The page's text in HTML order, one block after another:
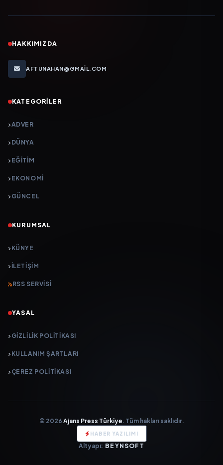
HAKKIMIZDA
AFTUNAHAN@GMAIL.COM
KATEGORILER
ADVER
DÜNYA
EĞİTİM
EKONOMİ
GÜNCEL
KURUMSAL
KÜNYE
İLETIŞIM
RSS SERVISI
YASAL
GIZLILIK POLITIKASI
KULLANIM ŞARTLARI
ÇEREZ POLITIKASI
© 2026 Ajans Press Türkiye. Tüm hakları saklıdır.
HABER YAZILIMI
Altyapı: BEYNSOFT